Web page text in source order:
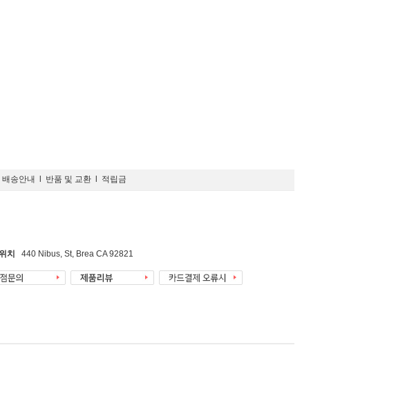
배송안내 반품 및 교환 적립금
치 440 Nibus, St, Brea CA 92821